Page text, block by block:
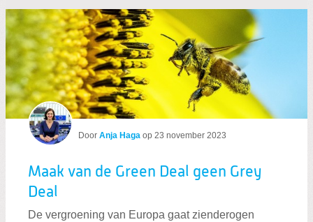
Door Anja Haga op 23 november 2023
Maak van de Green Deal geen Grey
Deal
De vergroening van Europa gaat zienderogen